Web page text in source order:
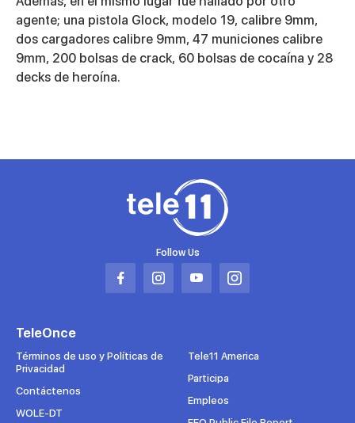
agente; una pistola Glock, modelo 19, calibre 9mm,
dos cargadores calibre 9mm, 47 municiones calibre
9mm, 200 bolsas de crack, 60 bolsas de cocaína y 28
decks de heroína.
Follow Us
Abrir
pestaña
Abrir
pestaña
Abrir
pestaña
Abrir
pestaña
TeleOnce
Términos de uso y Políticas de
Privacidad
Contáctenos
WOLE-DT
Tele11 America
Participa
Empleos